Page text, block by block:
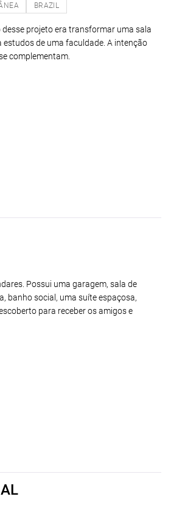
BRAZIL
projeto era transformar uma sala
de uma faculdade. A intenção
complementam.
Possui uma garagem, sala de
banho social, uma suíte espaçosa,
para receber os amigos e